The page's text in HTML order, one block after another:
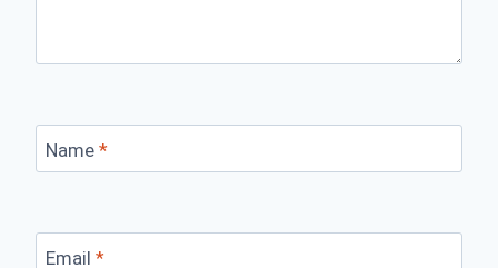
Name *
Email *